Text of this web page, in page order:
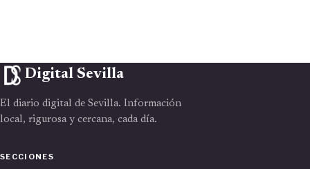
Digital Sevilla
El diario digital de Sevilla. Información
local, rigurosa y cercana, cada día.
SECCIONES